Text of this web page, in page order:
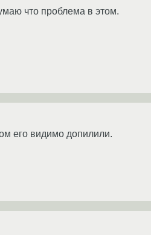
что проблема в этом.
его видимо допилили.